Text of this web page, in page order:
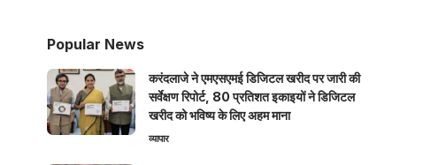
Popular News
करंदलाजे ने एमएसएमई डिजिटल खरीद पर जारी की
सर्वेक्षण रिपोर्ट, 80 प्रतिशत इकाइयों ने डिजिटल
खरीद को भविष्य के लिए अहम माना
व्यापार